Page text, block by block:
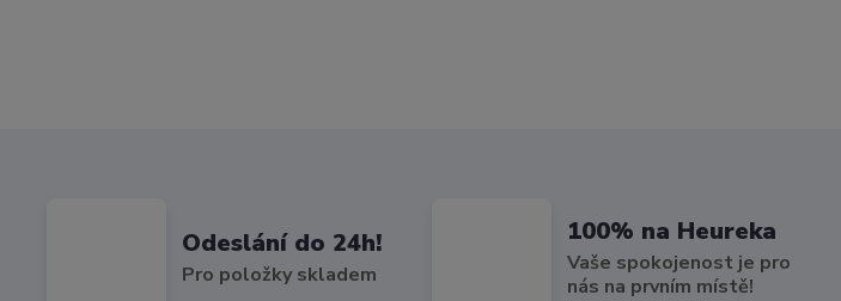
Odeslání do 24h!
Pro položky skladem
100% na Heureka
Vaše spokojenost je pro
nás na prvním místě!